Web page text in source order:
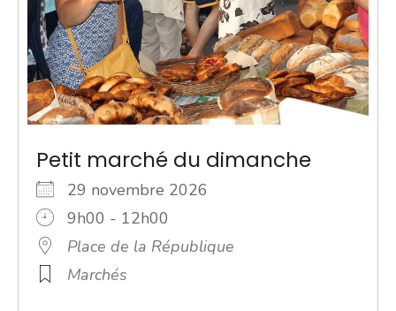
Petit marché du dimanche
29 novembre 2026
9h00 - 12h00
Place de la République
Marchés